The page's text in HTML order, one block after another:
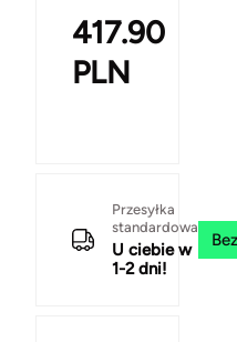
417.90
PLN
Przesyłka
standardowa
U ciebie w
1-2 dni!